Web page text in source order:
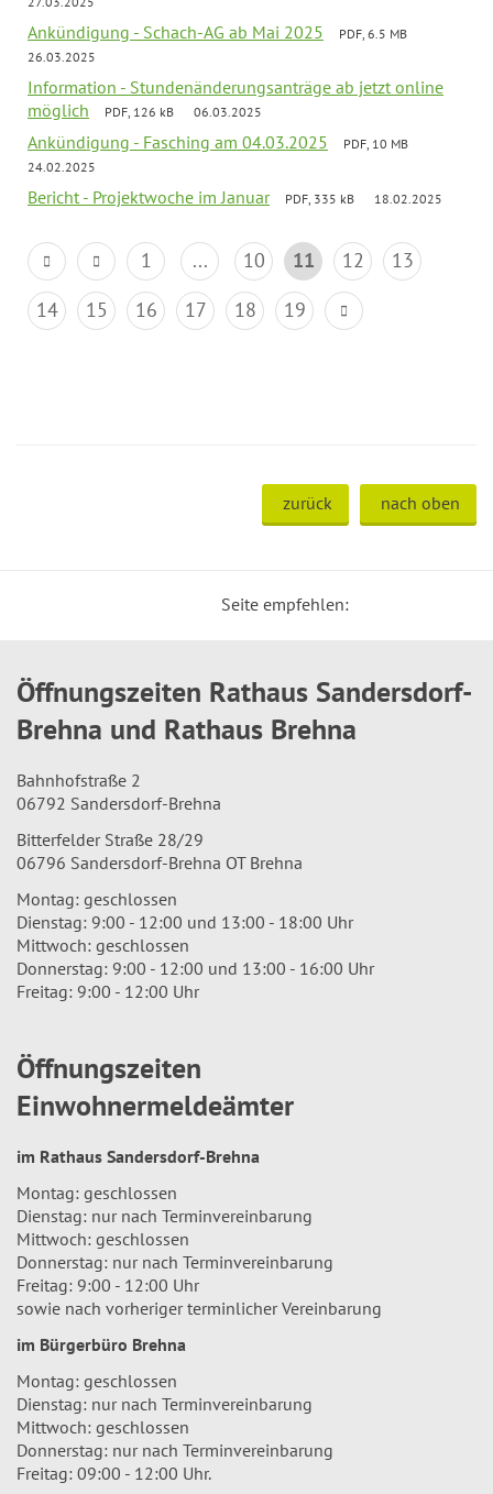
Ankündigung - Schach-AG ab Mai 2025
PDF, 6.5 MB
26.03.2025
Information - Stundenänderungsanträge ab jetzt online
möglich
PDF, 126 kB 06.03.2025
Ankündigung - Fasching am 04.03.2025
PDF, 10 MB
24.02.2025
Bericht - Projektwoche im Januar PDF, 335 kB 18.02.2025
1 ... 10 11 12
13
14
15 16 17 18 19
zurück nach oben
Seite empfehlen:
Öffnungszeiten Rathaus Sandersdorf-
Brehna und Rathaus Brehna
Bahnhofstraße 2
06792 Sandersdorf-Brehna
Bitterfelder Straße 28/29
06796 Sandersdorf-Brehna OT Brehna
Montag: geschlossen
Dienstag: 9:00 - 12:00 und 13:00 - 18:00 Uhr
Mittwoch: geschlossen
Donnerstag: 9:00 - 12:00 und 13:00 - 16:00 Uhr
Freitag: 9:00 - 12:00 Uhr
Öffnungszeiten
Einwohnermeldeämter
im Rathaus Sandersdorf-Brehna
Montag: geschlossen
Dienstag: nur nach Terminvereinbarung
Mittwoch: geschlossen
Donnerstag: nur nach Terminvereinbarung
Freitag: 9:00 - 12:00 Uhr
sowie nach vorheriger terminlicher Vereinbarung
im Bürgerbüro Brehna
Montag: geschlossen
Dienstag: nur nach Terminvereinbarung
Mittwoch: geschlossen
Donnerstag: nur nach Terminvereinbarung
Freitag: 09:00 - 12:00 Uhr.